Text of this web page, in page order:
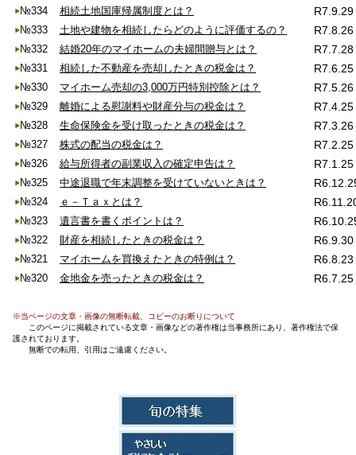
№334 相続土地国庫帰属制度とは？ R7.9.29
№333 土地や建物を相続したらどのように評価するの？ R7.8.26
№332 結婚20年のマイホームの夫婦間贈与とは？ R7.7.28
№331 相続した不動産を売却したときの税金は？ R7.6.25
№330 マイホーム売却の3,000万円特別控除とは？ R7.5.26
№329 離婚による慰謝料や財産分与の税金は？ R7.4.25
№328 生命保険金を受け取ったときの税金は？ R7.3.26
№327 株式の配当の税金は？ R7.2.25
№326 給与所得者の副業収入の確定申告は？ R7.1.25
№325 中途退職で年末調整を受けていないときは？
№324 ｅ－Ｔａｘとは？
№323 遺言書を書くポイントは？
№322 財産を相続したときの税金は？ R6.9.30
№321 マイホームを買換えたときの特例は？ R6.8.23
№320 金地金を売ったときの税金は？ R6.7.25
※当ページの文章・画像の無断転載、コピーのお断りについて
このページに掲載されている文章・画像などの著作権は当事務所にあり、著作権法で保
護されております。
無断での転用、引用はご遠慮ください。